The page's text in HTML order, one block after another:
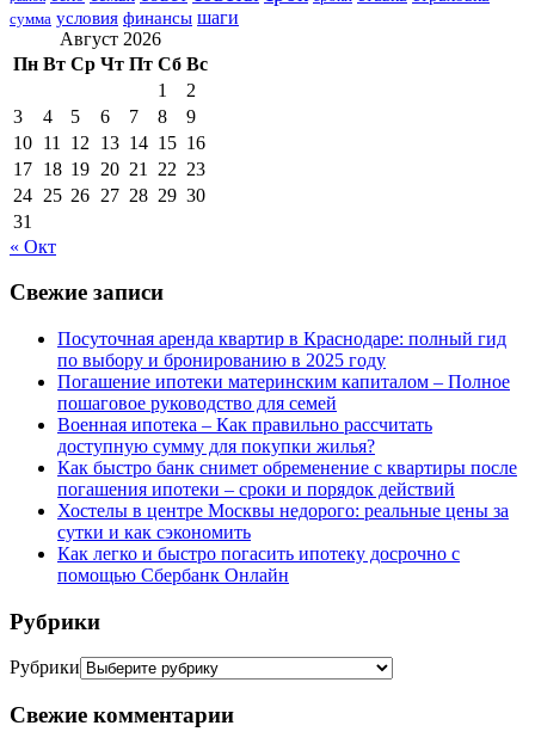
сумма условия финансы шаги
Август 2026
Пн Вт Ср Чт Пт Сб Вс
1
2
3
4 5 6 7 8
9
10 11 12 13 14 15 16
17 18 19 20 21 22 23
24 25 26 27 28 29 30
31
« Окт
Свежие записи
Посуточная аренда квартир в Краснодаре: полный гид
по выбору и бронированию в 2025 году
Погашение ипотеки материнским капиталом – Полное
пошаговое руководство для семей
Военная ипотека – Как правильно рассчитать
доступную сумму для покупки жилья?
Как быстро банк снимет обременение с квартиры после
погашения ипотеки – сроки и порядок действий
Хостелы в центре Москвы недорого: реальные цены за
сутки и как сэкономить
Как легко и быстро погасить ипотеку досрочно с
помощью Сбербанк Онлайн
Рубрики
Рубрики
Свежие комментарии